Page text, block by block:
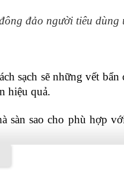
đảo người tiêu dùng
sạch sẽ những vết
hiệu quả.
sàn sao cho phù hợp
với những khu vực